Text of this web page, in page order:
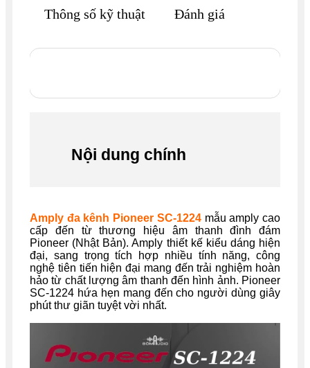
Thông số kỹ thuật Đánh giá
Nội dung chính
Amply đa kênh Pioneer SC-1224mẫu amply cao
cấp đến từ thương hiệu âm thanh đình đám
Pioneer (Nhật Bản). Amply thiết kế kiểu dáng hiện
đại, sang trọng tích hợp nhiều tính năng, công
nghệ tiên tiến hiện đại mang đến trải nghiệm hoàn
hảo từ chất lượng âm thanh đến hình ảnh. Pioneer
SC-1224 hứa hẹn mang đến cho người dùng giây
phút thư giãn tuyệt vời nhất.